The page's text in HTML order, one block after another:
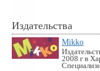
Издательства
Mikko
2008 г в